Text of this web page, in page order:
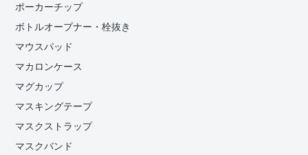
ポーカーチップ
ボトルオープナー・栓抜き
マウスパッド
マカロンケース
マグカップ
マスキングテープ
マスクストラップ
マスクバンド